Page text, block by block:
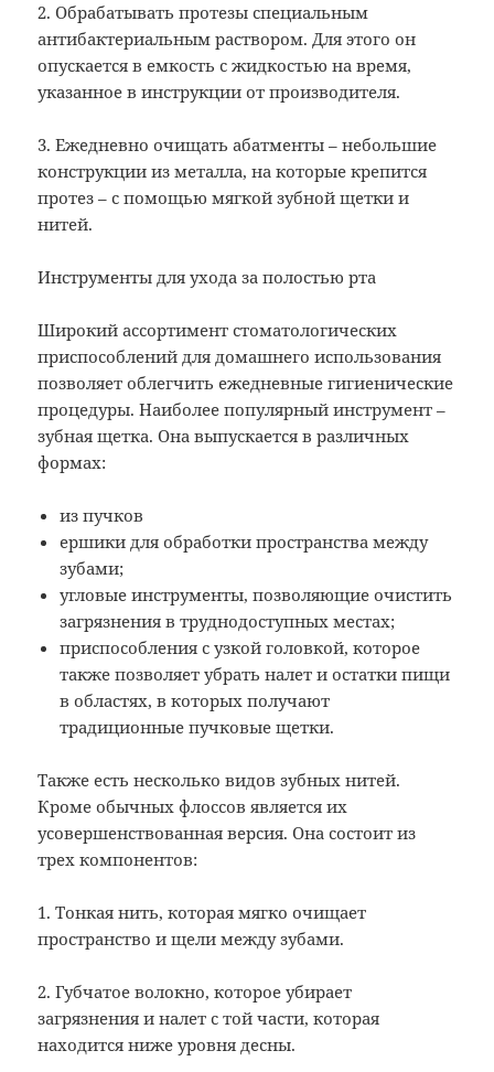
2. Обрабатывать протезы специальным
антибактериальным раствором. Для этого он
опускается в емкость с жидкостью на время,
указанное в инструкции от производителя.
3. Ежедневно очищать абатменты – небольшие
конструкции из металла, на которые крепится
протез – с помощью мягкой зубной щетки и
нитей.
Инструменты для ухода за полостью рта
Широкий ассортимент стоматологических
приспособлений для домашнего использования
позволяет облегчить ежедневные гигиенические
процедуры. Наиболее популярный инструмент –
зубная щетка. Она выпускается в различных
формах:
из пучков
ершики для обработки пространства между
зубами;
угловые инструменты, позволяющие очистить
загрязнения в труднодоступных местах;
приспособления с узкой головкой, которое
также позволяет убрать налет и остатки пищи
в областях, в которых получают
традиционные пучковые щетки.
Также есть несколько видов зубных нитей.
Кроме обычных флоссов является их
усовершенствованная версия. Она состоит из
трех компонентов:
1. Тонкая нить, которая мягко очищает
пространство и щели между зубами.
2. Губчатое волокно, которое убирает
загрязнения и налет с той части, которая
находится ниже уровня десны.